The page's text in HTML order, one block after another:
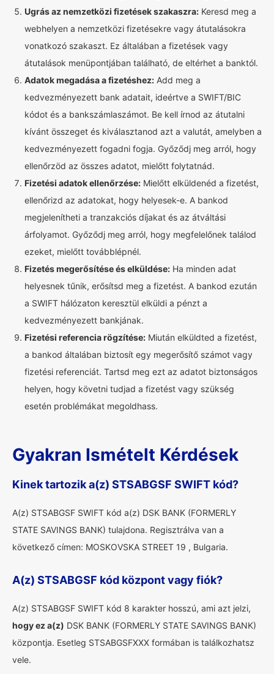
Ugrás az nemzetközi fizetések szakaszra: Keresd meg a
webhelyen a nemzetközi fizetésekre vagy átutalásokra
vonatkozó szakaszt. Ez általában a fizetések vagy
átutalások menüpontjában található, de eltérhet a banktól.
Adatok megadása a fizetéshez: Add meg a
kedvezményezett bank adatait, ideértve a SWIFT/BIC
kódot és a bankszámlaszámot. Be kell írnod az átutalni
kívánt összeget és kiválasztanod azt a valutát, amelyben a
kedvezményezett fogadni fogja. Győződj meg arról, hogy
ellenőrzöd az összes adatot, mielőtt folytatnád.
Fizetési adatok ellenőrzése: Mielőtt elküldenéd a fizetést,
ellenőrizd az adatokat, hogy helyesek-e. A bankod
megjelenítheti a tranzakciós díjakat és az átváltási
árfolyamot. Győződj meg arról, hogy megfelelőnek találod
ezeket, mielőtt továbblépnél.
Fizetés megerősítése és elküldése: Ha minden adat
helyesnek tűnik, erősítsd meg a fizetést. A bankod ezután
a SWIFT hálózaton keresztül elküldi a pénzt a
kedvezményezett bankjának.
Fizetési referencia rögzítése: Miután elküldted a fizetést,
a bankod általában biztosít egy megerősítő számot vagy
fizetési referenciát. Tartsd meg ezt az adatot biztonságos
helyen, hogy követni tudjad a fizetést vagy szükség
esetén problémákat megoldhass.
Gyakran Ismételt Kérdések
Kinek tartozik a(z) STSABGSF SWIFT kód?
A(z) STSABGSF SWIFT kód a(z) DSK BANK (FORMERLY
STATE SAVINGS BANK) tulajdona. Regisztrálva van a
következő címen: MOSKOVSKA STREET 19 , Bulgaria.
A(z) STSABGSF kód központ vagy fiók?
A(z) STSABGSF SWIFT kód 8 karakter hosszú, ami azt jelzi,
hogy ez a(z) DSK BANK (FORMERLY STATE SAVINGS BANK)
központja. Esetleg STSABGSFXXX formában is találkozhatsz
vele.